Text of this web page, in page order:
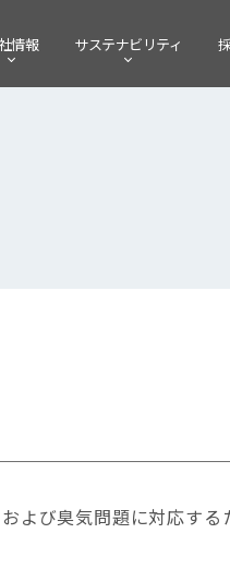
情報 サステナビリティ
よび臭気問題に対応す